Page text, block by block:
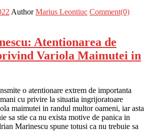
Author Marius Leontiuc Comment(0)
Atentionarea de
Variola Maimutei in
o atentionare extrem de importanta
cu privire la situatia ingrijoratoare
maimutei in randul multor oameni, iar asta
sa stie ca nu exista motive de panica in
Marinescu spune totusi ca nu trebuie sa